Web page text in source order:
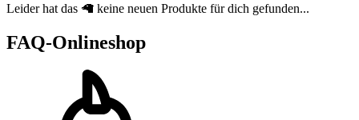
Leider hat das 🦙 keine neuen Produkte für dich gefunden...
FAQ-Onlineshop